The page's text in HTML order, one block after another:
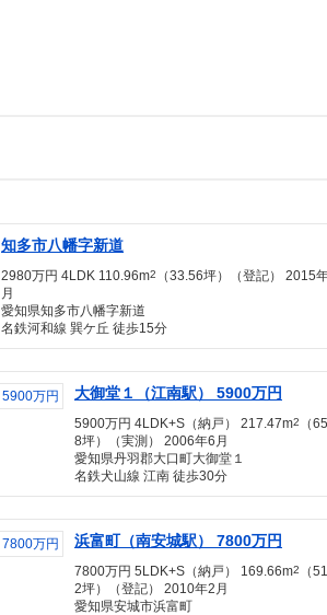
知多市八幡字新道
2980万円 4LDK 110.96m2
（33.56坪）（登記） 2015
月
愛知県知多市八幡字新道
名鉄河和線 巽ケ丘 徒歩15分
大御堂１（江南駅） 5900万円
5900万円 4LDK+S（納戸） 217.47m2
（
8坪）（実測） 2006年6月
愛知県丹羽郡大口町大御堂１
名鉄犬山線 江南 徒歩30分
浜富町（南安城駅） 7800万円
7800万円 5LDK+S（納戸） 169.66m2
（
2坪）（登記） 2010年2月
愛知県安城市浜富町